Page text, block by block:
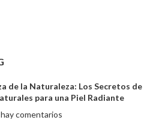
de la Naturaleza: Los Secretos de
para una Piel Radiante
comentarios